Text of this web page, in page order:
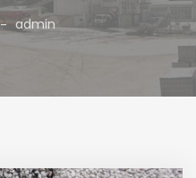
admin